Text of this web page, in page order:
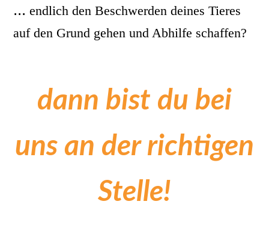
... endlich den Beschwerden deines Tieres
auf den Grund gehen und Abhilfe schaffen?
dann bist du bei
uns an der richtigen
Stelle!